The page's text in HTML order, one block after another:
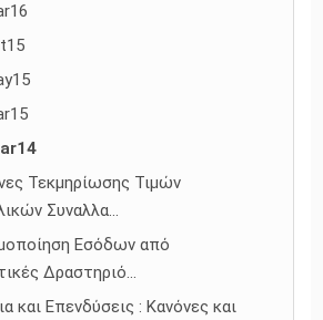
Τεκμηρίωσης Τιμών
Συναλλα...
Εσόδων από
Δραστηριό...
και Επενδύσεις : Κανόνες και